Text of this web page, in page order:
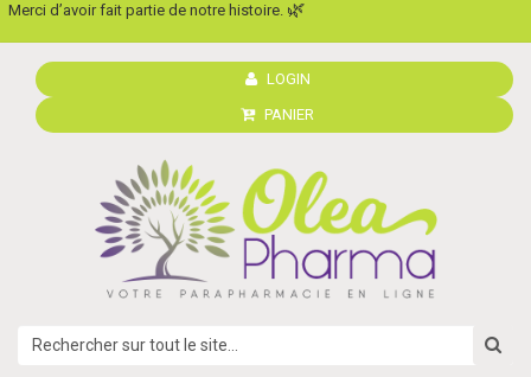
Merci d’avoir fait partie de notre histoire. 🌿
LOGIN
PANIER